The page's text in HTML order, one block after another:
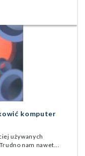
komputer
używanych
nam nawet...